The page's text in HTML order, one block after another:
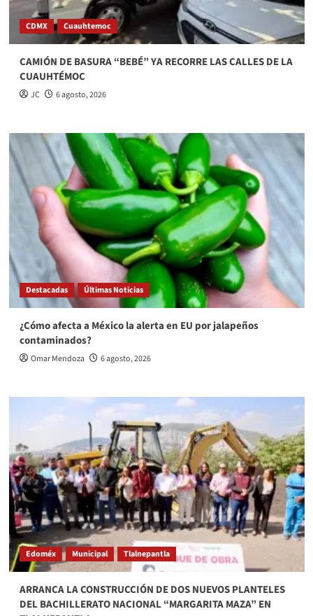
CDMX Cuauhtemoc
CAMIÓN DE BASURA “BEBÉ” YA RECORRE LAS CALLES DE LA
CUAUHTÉMOC
JC 6 agosto, 2026
Destacadas Últimas Noticias
¿Cómo afecta a México la alerta en EU por jalapeños
contaminados?
Omar Mendoza 6 agosto, 2026
Edoméx Municipal Tlalnepantla
ARRANCA LA CONSTRUCCIÓN DE DOS NUEVOS PLANTELES
DEL BACHILLERATO NACIONAL “MARGARITA MAZA” EN